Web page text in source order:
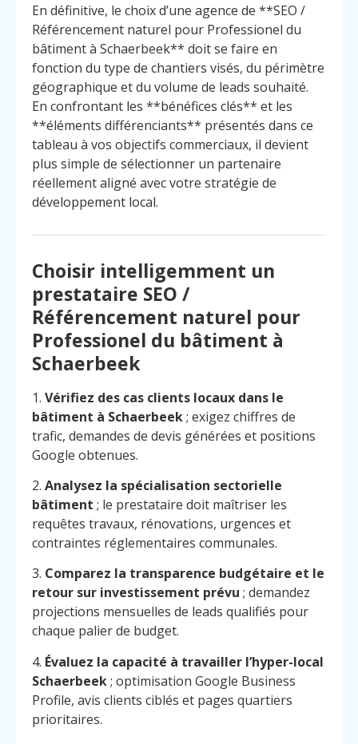
Contact
Appelez
En définitive, le choix d’une agence de **SEO /
Référencement naturel pour Professionel du
bâtiment à Schaerbeek** doit se faire en
fonction du type de chantiers visés, du périmètre
géographique et du volume de leads souhaité.
En confrontant les **bénéfices clés** et les
**éléments différenciants** présentés dans ce
tableau à vos objectifs commerciaux, il devient
plus simple de sélectionner un partenaire
réellement aligné avec votre stratégie de
développement local.
Choisir intelligemment un
prestataire SEO /
Référencement naturel pour
Professionel du bâtiment à
Schaerbeek
1. Vérifiez des cas clients locaux dans le
bâtiment à Schaerbeek; exigez chiffres de
trafic, demandes de devis générées et positions
Google obtenues.
2. Analysez la spécialisation sectorielle
bâtiment ; le prestataire doit maîtriser les
requêtes travaux, rénovations, urgences et
contraintes réglementaires communales.
3. Comparez la transparence budgétaire et le
retour sur investissement prévu ; demandez
projections mensuelles de leads qualifiés pour
chaque palier de budget.
4. Évaluez la capacité à travailler l’hyper-local
Schaerbeek; optimisation Google Business
Profile, avis clients ciblés et pages quartiers
prioritaires.